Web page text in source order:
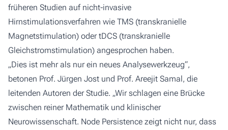
früheren Studien auf nicht-invasive
Hirnstimulationsverfahren wie TMS (transkranielle
Magnetstimulation) oder tDCS (transkranielle
Gleichstromstimulation) angesprochen haben.
„Dies ist mehr als nur ein neues Analysewerkzeug“,
betonen Prof. Jürgen Jost und Prof. Areejit Samal, die
leitenden Autoren der Studie. „Wir schlagen eine Brücke
zwischen reiner Mathematik und klinischer
Neurowissenschaft. Node Persistence zeigt nicht nur, dass